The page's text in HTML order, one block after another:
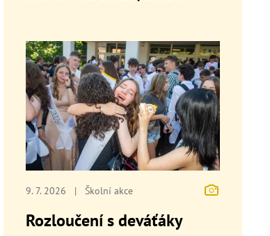
9. 7. 2026 | Školní akce
Rozloučení s deváťáky